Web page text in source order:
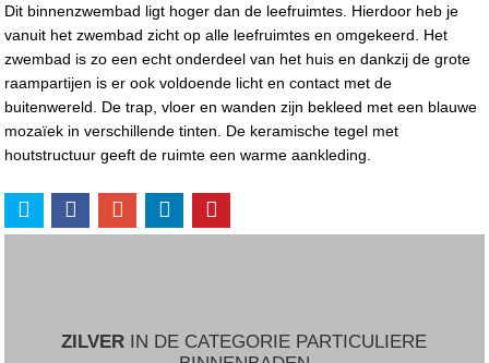
Dit binnenzwembad ligt hoger dan de leefruimtes. Hierdoor heb je
vanuit het zwembad zicht op alle leefruimtes en omgekeerd. Het
zwembad is zo een echt onderdeel van het huis en dankzij de grote
raampartijen is er ook voldoende licht en contact met de
buitenwereld. De trap, vloer en wanden zijn bekleed met een blauwe
mozaïek in verschillende tinten. De keramische tegel met
houtstructuur geeft de ruimte een warme aankleding.
ZILVER IN DE CATEGORIE PARTICULIERE